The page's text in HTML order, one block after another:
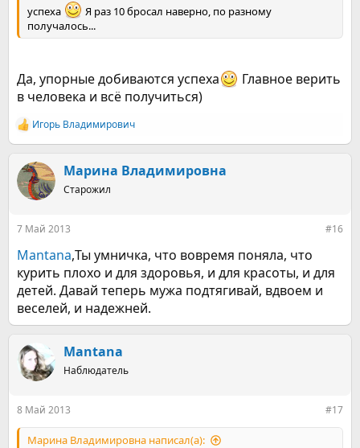
успеха
Я раз 10 бросал наверно, по разному
получалось...
Да, упорные добиваются успеха
Главное верить
в человека и всё получиться)
Р
е
к
ц
и
Игорь Владимирович
Марина Владимировна
Старожил
7 Май 2013 #16
Mantana,Ты умничка, что вовремя поняла, что
курить плохо и для здоровья, и для красоты, и для
детей. Давай теперь мужа подтягивай, вдвоем и
веселей, и надежней.
Mantana
Наблюдатель
8 Май 2013 #17
Марина Владимировна написал(а):